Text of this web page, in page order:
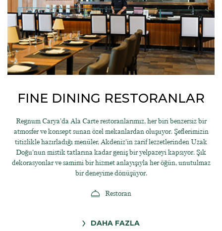
FINE DINING RESTORANLAR
Regnum Carya’da Ala Carte restoranlarımız, her biri benzersiz bir
atmosfer ve konsept sunan özel mekanlardan oluşuyor. Şeflerimizin
titizlikle hazırladığı menüler, Akdeniz’in zarif lezzetlerinden Uzak
Doğu’nun mistik tatlarına kadar geniş bir yelpazeyi kapsıyor. Şık
dekorasyonlar ve samimi bir hizmet anlayışıyla her öğün, unutulmaz
bir deneyime dönüşüyor.
Restoran
DAHA FAZLA